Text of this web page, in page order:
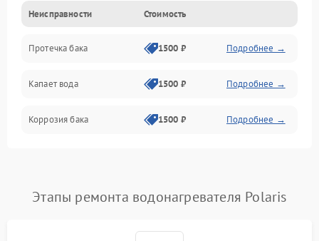
Датчики
Механика
Неисправности Стоимость
Протечка бака 1500 ₽ Подробнее →
Капает вода 1500 ₽ Подробнее →
Коррозия бака 1500 ₽ Подробнее →
Этапы ремонта водонагревателя Polaris